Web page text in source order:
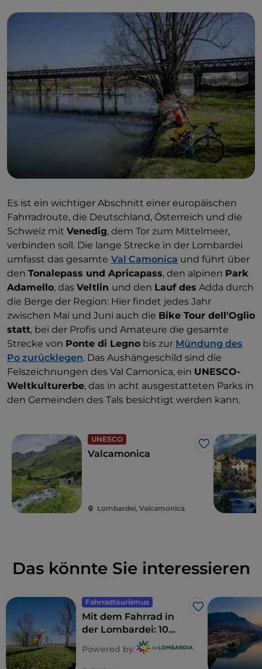
Es ist ein wichtiger Abschnitt einer europäischen
Fahrradroute, die Deutschland, Österreich und die
Schweiz mit Venedig, dem Tor zum Mittelmeer,
verbinden soll. Die lange Strecke in der Lombardei
umfasst das gesamte Val Camonica und führt über
den Tonalepass und Apricapass, den alpinen Park
Adamello, das Veltlin und den Lauf des Adda durch
die Berge der Region: Hier findet jedes Jahr
zwischen Mai und Juni auch die Bike Tour dell'Oglio
statt, bei der Profis und Amateure die gesamte
Strecke von Ponte di Legno bis zur Mündung des
Po zurücklegen. Das Aushängeschild sind die
Felszeichnungen des Val Camonica, ein UNESCO-
Weltkulturerbe, das in acht ausgestatteten Parks in
den Gemeinden des Tals besichtigt werden kann.
UNESCO
Like
Valcamonica
Lombardei, Valcamonica
Das könnte Sie interessieren
Fahrradtourismus
Like
Mit dem Fahrrad in
der Lombardei: 10
Routen für Familien
Powered by: